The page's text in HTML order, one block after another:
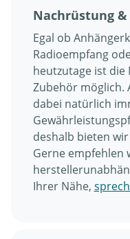
Nachrüstung
Egal ob
Radioempfang
heutzutage ist
Zubehör möglich.
dabei natürlich
deshalb bieten
Gerne empfehlen
Ihrer Nähe,